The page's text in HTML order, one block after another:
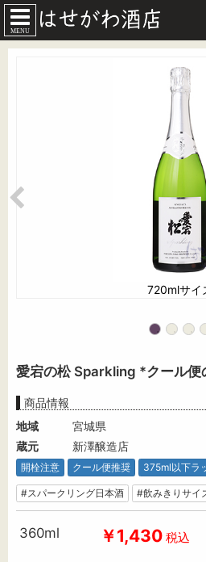
MENU
720mlサイ
愛宕の松 Sparkling *クール便
商品情報
地域
宮城県
蔵元
新澤醸造店
開栓注意 クール便推奨 375ml以下ラ
#スパークリング日本酒 #飲みきりサイ
360ml ￥1,430 税込